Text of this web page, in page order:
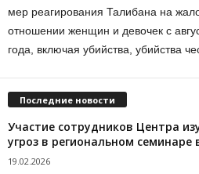
мер реагирования Талибана на
отношении женщин и девочек с
года, включая убийства, убийства
Последние новости
Участие сотрудников Центра
угроз в региональном
19.02.2026